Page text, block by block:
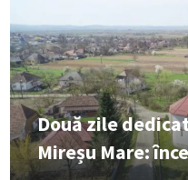
Două zile
Mireșu Mare: